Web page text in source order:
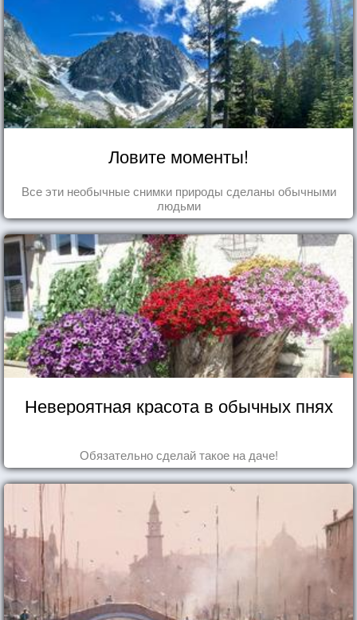
Ловите моменты!
Все эти необычные снимки природы сделаны обычными
людьми
Невероятная красота в обычных пнях
Обязательно сделай такое на даче!